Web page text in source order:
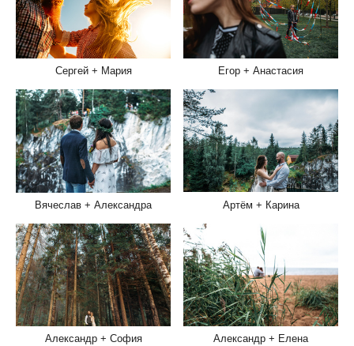
Егор + Анастасия
Сергей + Мария
Артём + Карина
Вячеслав + Александра
Александр + Елена
Александр + София